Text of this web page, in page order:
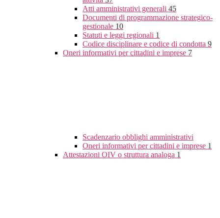
Atti amministrativi generali 45
Documenti di programmazione strategico-
gestionale 10
Statuti e leggi regionali 1
Codice disciplinare e codice di condotta 9
Oneri informativi per cittadini e imprese 7
Scadenzario obblighi amministrativi
Oneri informativi per cittadini e imprese 1
Attestazioni OIV o struttura analoga 1